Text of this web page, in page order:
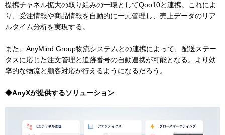
提携チャネル拡大の取り組みの一環としてQoo10と連携。これによ
り、受注情報や商品情報を自動的に一元管理し、売上データのリア
ルタイム分析を実現する。
また、AnyMind Group物流システムとの連携によって、配送ステー
タスに応じた注文管理と追跡番号の自動連携が可能となる。より効
率的な物流と顧客対応が行えるようになるだろう。
◆AnyXが提供するソリューション